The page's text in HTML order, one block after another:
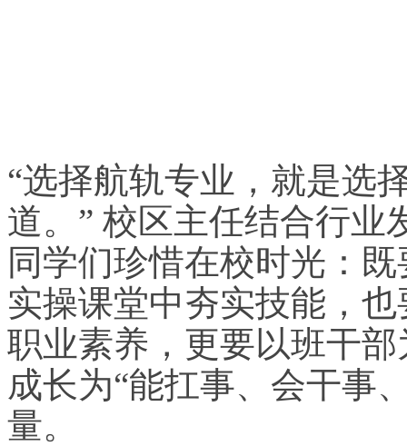
“选择航轨专业，就是选
道。” 校区主任结合行业
同学们珍惜在校时光：
实操课堂中夯实技能，
职业素养，更要以班干
成长为“能扛事、会干事
量。